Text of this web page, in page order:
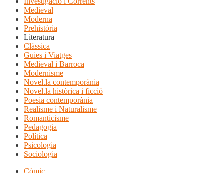
Medieval
Moderna
Prehistòria
Literatura
Clàssica
Guies i Viatges
Medieval i Barroca
Modernisme
Novel.la contemporània
Novel.la històrica i ficció
Poesia contemporània
Realisme i Naturalisme
Romanticisme
Pedagogia
Política
Psicologia
Sociologia
Còmic